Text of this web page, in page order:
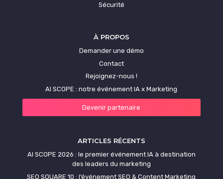
Sécurité
À PROPOS
Demander une démo
Contact
Rejoignez-nous !
AI SCOPE : notre événement IA x Marketing
Devenir partenaire
ARTICLES RÉCENTS
AI SCOPE 2026 : le premier événement IA à destination
des leaders du marketing
SEO SQUARE 10 : l’événement SEO & Content Marketing